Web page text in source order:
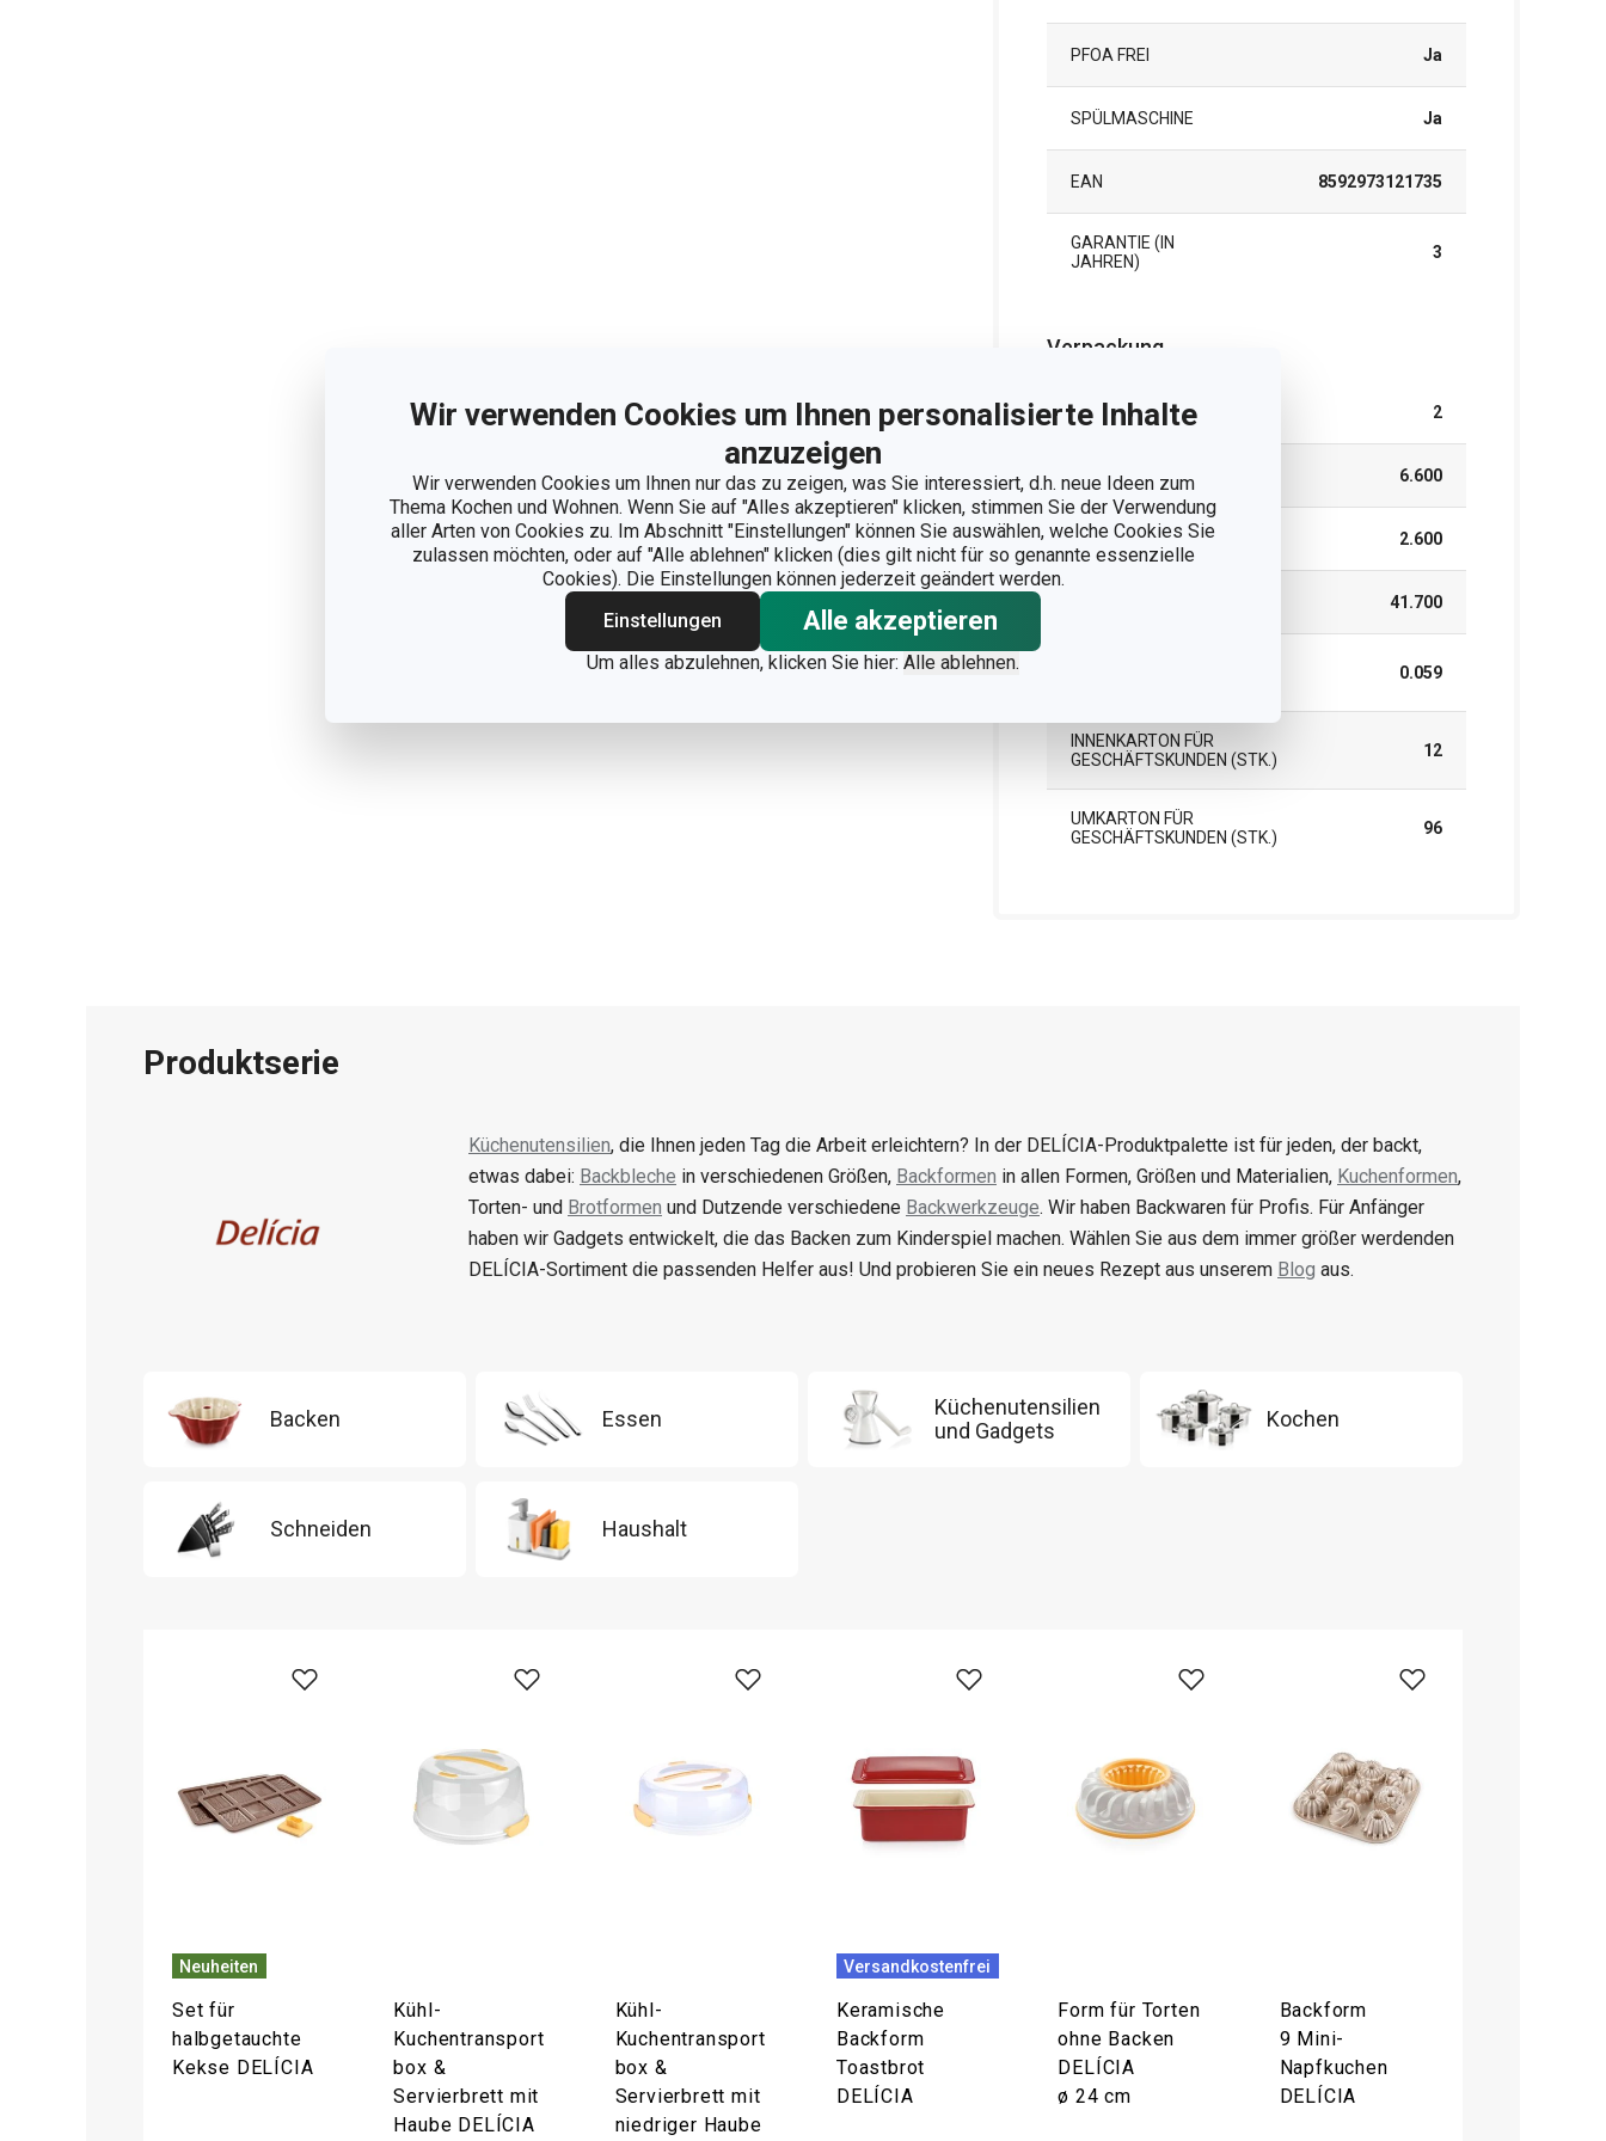
Wir verwenden Cookies um Ihnen personalisierte Inhalte
anzuzeigen
Wir verwenden Cookies um Ihnen nur das zu zeigen, was Sie interessiert, d.h. neue Ideen zum
Thema Kochen und Wohnen. Wenn Sie auf "Alles akzeptieren" klicken, stimmen Sie der Verwendung
aller Arten von Cookies zu. Im Abschnitt "Einstellungen" können Sie auswählen, welche Cookies Sie
zulassen möchten, oder auf "Alle ablehnen" klicken (dies gilt nicht für so genannte essenzielle
Cookies). Die Einstellungen können jederzeit geändert werden.
Einstellungen
Alle akzeptieren
Um alles abzulehnen, klicken Sie hier: Alle ablehnen.
PFOA FREI Ja
SPÜLMASCHINE Ja
EAN 8592973121735
GARANTIE (IN
JAHREN)
3
Verpackung
TEILE IM SET 2
BREITE (CM) 6.600
HÖHE (CM) 2.600
41.700
0.059
INNENKARTON FÜR
GESCHÄFTSKUNDEN (STK.)
12
UMKARTON FÜR
GESCHÄFTSKUNDEN (STK.)
96
Produktserie
Küchenutensilien, die Ihnen jeden Tag die Arbeit erleichtern? In der DELÍCIA-Produktpalette ist für jeden, der backt,
etwas dabei: Backbleche in verschiedenen Größen, Backformen in allen Formen, Größen und Materialien, Kuchenformen,
Torten- und Brotformen und Dutzende verschiedene Backwerkzeuge. Wir haben Backwaren für Profis. Für Anfänger
haben wir Gadgets entwickelt, die das Backen zum Kinderspiel machen. Wählen Sie aus dem immer größer werdenden
DELÍCIA-Sortiment die passenden Helfer aus! Und probieren Sie ein neues Rezept aus unserem Blog aus.
Backen Essen
Küchenutensilien
und Gadgets
Kochen
Schneiden Haushalt
Neuheiten
Set für
halbgetauchte
Kekse DELÍCIA
Kühl-
Kuchentransport
box &
Servierbrett mit
Haube DELÍCIA
Kühl-
Kuchentransport
box &
Servierbrett mit
niedriger Haube
Versandkostenfrei
Keramische
Backform
Toastbrot
DELÍCIA
Form für Torten
ohne Backen
DELÍCIA
ø 24 cm
Backform
9 Mini-
Napfkuchen
DELÍCIA